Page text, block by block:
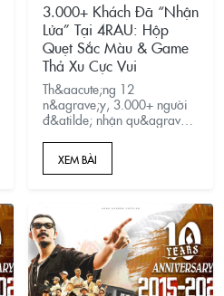
3.000+ Khách Đã “Nhận
Lửa” Tại 4RAU: Hộp
Quẹt Sắc Màu & Game
Thả Xu Cực Vui
Th&aacute;ng 12
n&agrave;y, 3.000+ người
đ&atilde; nhận qu&agrave;
th&igrave; sao? Gh&eacute;
4RAU BARBER CUTCLUB, thả
may mắn v&agrave; sẵn
s&agrave;ng cho
m&ugrave;a lễ hội rực rỡ.
Đặt lịch ngay tr&ecirc;n
4RAU.vn!
XEM BÀI